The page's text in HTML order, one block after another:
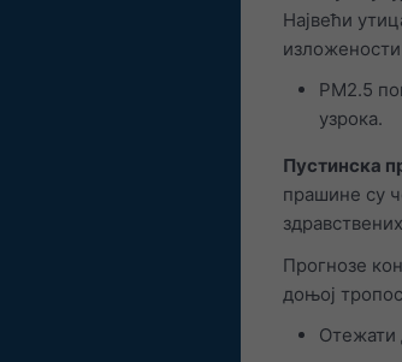
Највећи
PM2.5
узрока.
Пустинска
прашине су
Прогнозе
доњој
Отежати